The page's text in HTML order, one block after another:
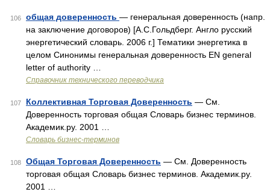
106 общая доверенность — генеральная доверенность (напр.
на заключение договоров) [А.С.Гольдберг. Англо русский
энергетический словарь. 2006 г.] Тематики энергетика в
целом Синонимы генеральная доверенность EN general
letter of authority …
Справочник технического переводчика
107 Коллективная Торговая Доверенность — См.
Доверенность торговая общая Словарь бизнес терминов.
Академик.ру. 2001 …
Словарь бизнес-терминов
108 Общая Торговая Доверенность — См. Доверенность
торговая общая Словарь бизнес терминов. Академик.ру.
2001 …